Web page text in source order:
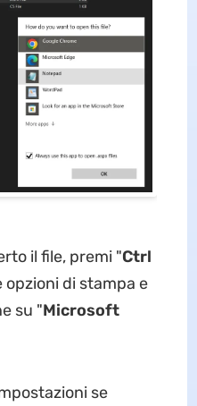
il file, premi "Ctrl
opzioni di stampa e
su "Microsoft
se